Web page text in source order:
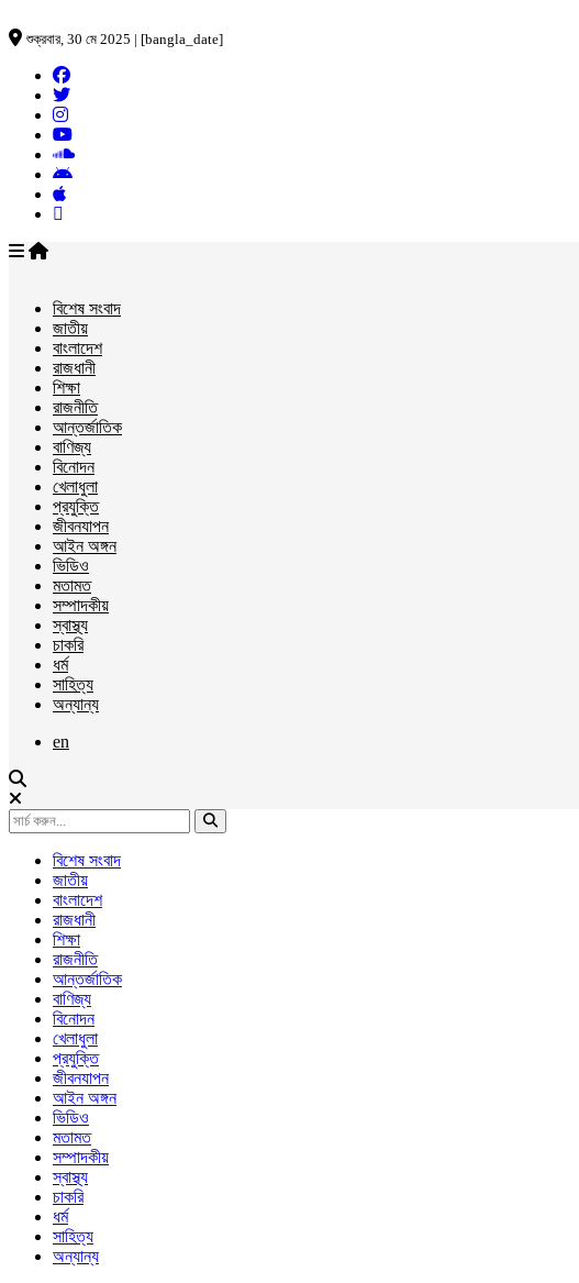
শুক্রবার, 30 মে 2025 | [bangla_date]
বিশেষ সংবাদ
জাতীয়
বাংলাদেশ
রাজধানী
শিক্ষা
রাজনীতি
আন্তর্জাতিক
বাণিজ্য
বিনোদন
খেলাধুলা
প্রযুক্তি
জীবনযাপন
আইন অঙ্গন
ভিডিও
মতামত
সম্পাদকীয়
স্বাস্থ্য
চাকরি
ধর্ম
সাহিত্য
অন্যান্য
en
বিশেষ সংবাদ
জাতীয়
বাংলাদেশ
রাজধানী
শিক্ষা
রাজনীতি
আন্তর্জাতিক
বাণিজ্য
বিনোদন
খেলাধুলা
প্রযুক্তি
জীবনযাপন
আইন অঙ্গন
ভিডিও
মতামত
সম্পাদকীয়
স্বাস্থ্য
চাকরি
ধর্ম
সাহিত্য
অন্যান্য